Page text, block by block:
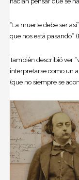
“La muerte debe ser
que nos está pasando”
También describió ver
interpretarse como un
(que no siempre se